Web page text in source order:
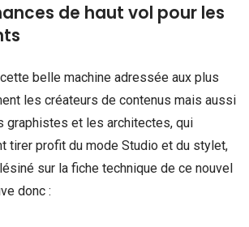
de haut vol pour les
belle machine adressée aux plus
les créateurs de contenus mais aussi
graphistes et les architectes, qui
tirer profit du mode Studio et du stylet,
sur la fiche technique de ce nouvel
donc :